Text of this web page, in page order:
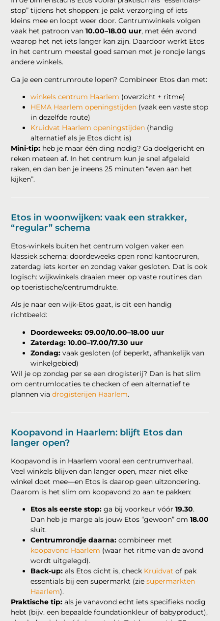
stop” tijdens het shoppen: je pakt verzorging of iets
kleins mee en loopt weer door. Centrumwinkels volgen
vaak het patroon van10.00–18.00 uur, met één avond
waarop het net iets langer kan zijn. Daardoor werkt Etos
in het centrum meestal goed samen met je rondje langs
andere winkels.
Ga je een centrumroute lopen? Combineer Etos dan met:
winkels centrum Haarlem (overzicht + ritme)
HEMA Haarlem openingstijden (vaak een vaste stop
in dezelfde route)
Kruidvat Haarlem openingstijden (handig
alternatief als je Etos dicht is)
Mini-tip: heb je maar één ding nodig? Ga doelgericht en
reken meteen af. In het centrum kun je snel afgeleid
raken, en dan ben je ineens 25 minuten “even aan het
kijken”.
Etos in woonwijken: vaak een strakker,
“regular” schema
Etos-winkels buiten het centrum volgen vaker een
klassiek schema: doordeweeks open rond kantooruren,
zaterdag iets korter en zondag vaker gesloten. Dat is ook
logisch: wijkwinkels draaien meer op vaste routines dan
op toeristische/centrumdrukte.
Als je naar een wijk-Etos gaat, is dit een handig
richtbeeld:
Doordeweeks: 09.00/10.00–18.00 uur
Zaterdag: 10.00–17.00/17.30 uur
Zondag: vaak gesloten (of beperkt, afhankelijk van
winkelgebied)
Wil je op zondag per se een drogisterij? Dan is het slim
om centrumlocaties te checken of een alternatief te
plannen viadrogisterijen Haarlem.
Koopavond in Haarlem: blijft Etos dan
langer open?
Koopavond is in Haarlem vooral een centrumverhaal.
Veel winkels blijven dan langer open, maar niet elke
winkel doet mee—en Etos is daarop geen uitzondering.
Daarom is het slim om koopavond zo aan te pakken:
Etos als eerste stop: ga bij voorkeur vóór19.30.
Dan heb je marge als jouw Etos “gewoon” om18.00
sluit.
Centrumrondje daarna: combineer met
koopavond Haarlem (waar het ritme van de avond
wordt uitgelegd).
Back-up: als Etos dicht is, check Kruidvat of pak
essentials bij een supermarkt (ziesupermarkten
Haarlem).
Praktische tip: als je vanavond echt iets specifieks nodig
hebt (bijv. een bepaalde foundationkleur of babyproduct),